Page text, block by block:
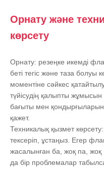
Орнату және
көрсету
Орнату: резеңке икемді
беті тегіс және таза болуы
моментіне сәйкес
түйісудің қалыпты
бағыты мен
қажет.
Техникалық қызмет
тексеріп, ұстаңыз. Егер
жасалынған ба, жоқ па, жоқ
да бір проблемалар